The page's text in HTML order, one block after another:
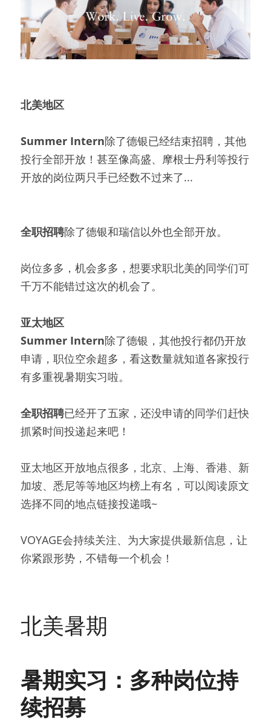
北美地区
Summer Intern除了德银已经结束招聘，其他
投行全部开放！甚至像高盛、摩根士丹利等投行
开放的岗位两只手已经数不过来了...
全职招聘除了德银和瑞信以外也全部开放。
岗位多多，机会多多，想要求职北美的同学们可
千万不能错过这次的机会了。
亚太地区
Summer Intern除了德银，其他投行都仍开放
申请，职位空余超多，看这数量就知道各家投行
有多重视暑期实习啦。
全职招聘已经开了五家，还没申请的同学们赶快
抓紧时间投递起来吧！
亚太地区开放地点很多，北京、上海、香港、新
加坡、悉尼等等地区均榜上有名，可以阅读原文
选择不同的地点链接投递哦~
VOYAGE会持续关注、为大家提供最新信息，让
你紧跟形势，不错每一个机会！
北美暑期
暑期实习：多种岗位持
续招募